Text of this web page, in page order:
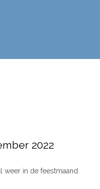
2022
weer in de feestmaand